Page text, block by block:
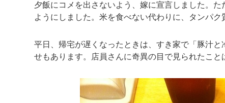
夕飯にコメを出さないよう、嫁に宣言しました。
ようにしました。米を食べない代わりに、タンパ
平日、帰宅が遅くなったときは、すき家で「豚汁
せもあります。店員さんに奇異の目で見られたこと